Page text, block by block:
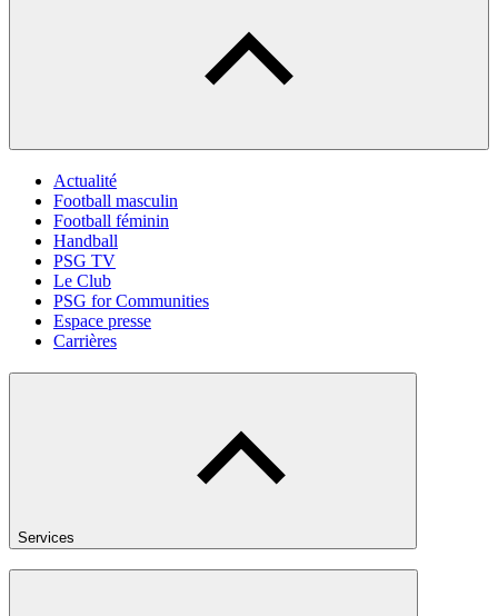
Actualité
Football masculin
Football féminin
Handball
PSG TV
Le Club
PSG for Communities
Espace presse
Carrières
Services